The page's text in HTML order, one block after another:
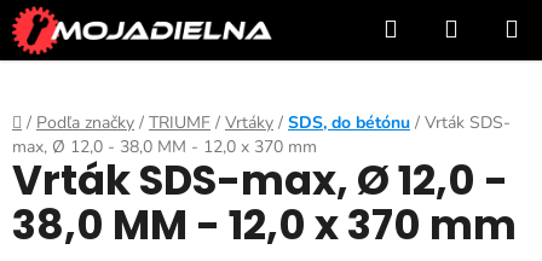
Prejsť
na
obsah
Hľadať
KOŠÍK
Domov
/ Podľa značky / TRIUMF / Vrtáky / SDS, do bétónu / Vrták SDS-
max, Ø 12,0 - 38,0 MM - 12,0 x 370 mm
Vrták SDS-max, Ø 12,0 -
38,0 MM - 12,0 x 370 mm